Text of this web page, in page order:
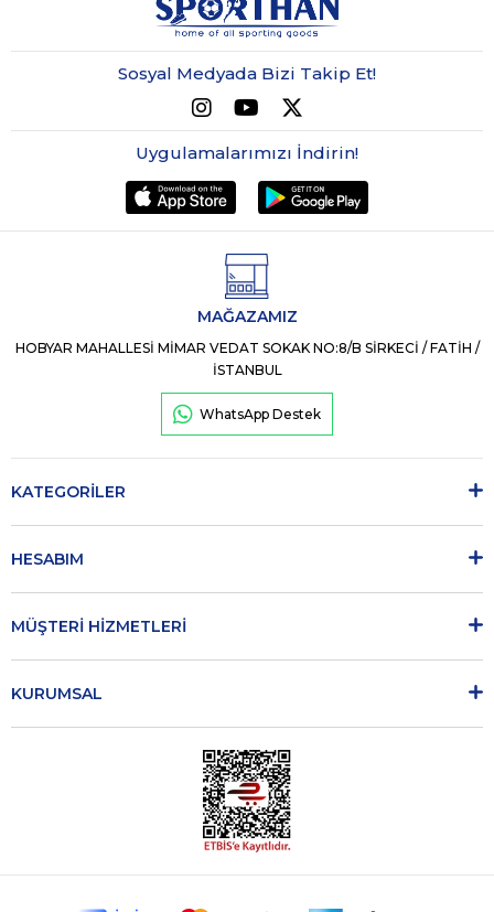
Sosyal Medyada Bizi Takip Et!
Uygulamalarımızı İndirin!
MAĞAZAMIZ
HOBYAR MAHALLESİ MİMAR VEDAT SOKAK NO:8/B SİRKECİ / FATİH /
İSTANBUL
WhatsApp Destek
KATEGORİLER
HESABIM
MÜŞTERİ HİZMETLERİ
KURUMSAL